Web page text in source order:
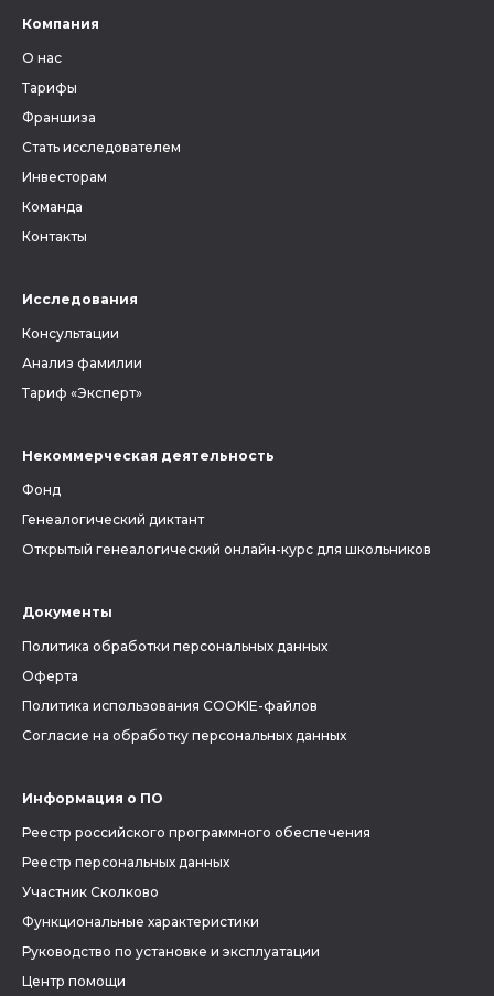
Компания
О нас
Тарифы
Франшиза
Стать исследователем
Инвесторам
Команда
Контакты
Исследования
Консультации
Анализ фамилии
Тариф «Эксперт»
Некоммерческая деятельность
Фонд
Генеалогический диктант
Открытый генеалогический онлайн-курс для школьников
Документы
Политика обработки персональных данных
Оферта
Политика использования COOKIE-файлов
Согласие на обработку персональных данных
Информация о ПО
Реестр российского программного обеспечения
Реестр персональных данных
Участник Сколково
Функциональные характеристики
Руководство по установке и эксплуатации
Центр помощи